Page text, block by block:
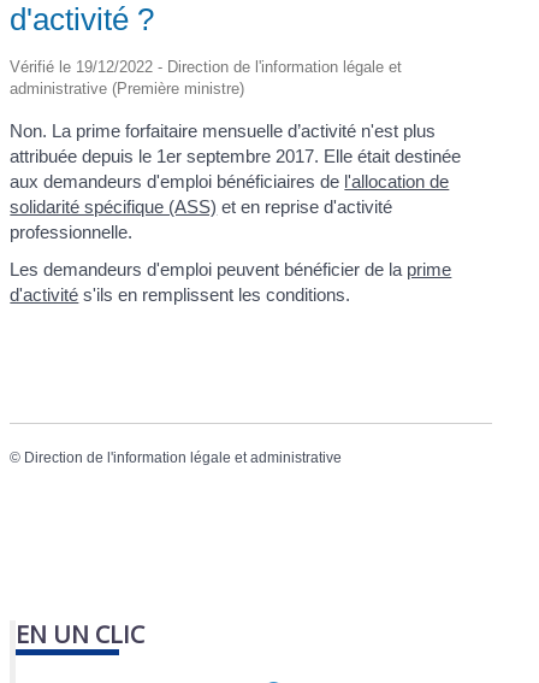
d'activité ?
Vérifié le 19/12/2022 - Direction de l'information légale et
administrative (Première ministre)
Non. La prime forfaitaire mensuelle d’activité n'est plus
attribuée depuis le 1er septembre 2017. Elle était destinée
aux demandeurs d'emploi bénéficiaires de l'allocation de
solidarité spécifique (ASS) et en reprise d'activité
professionnelle.
Les demandeurs d'emploi peuvent bénéficier de la prime
d'activité s'ils en remplissent les conditions.
© Direction de l'information légale et administrative
EN UN CLIC